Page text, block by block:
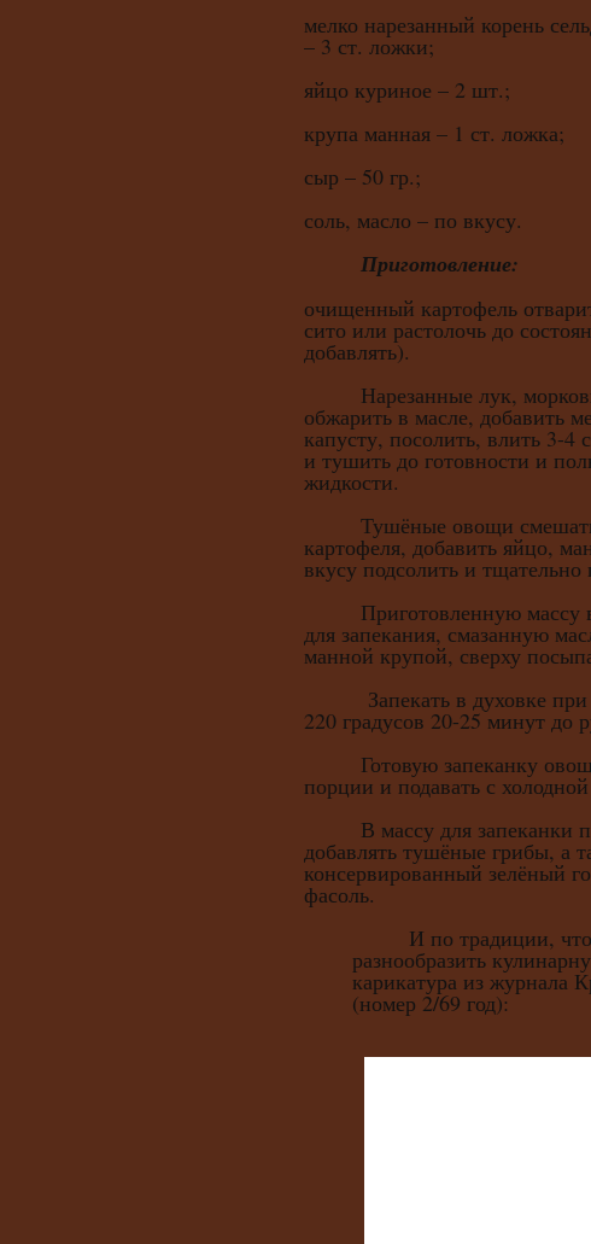
мелко нарезанный корень
– 3 ст. ложки;
яйцо куриное – 2 шт.;
крупа манная – 1 ст. ложка;
сыр – 50 гр.;
соль, масло – по вкусу.
Приготовление:
очищенный картофель
сито или растолочь до
добавлять).
Нарезанные лук, морковь
обжарить в масле, добавить
капусту, посолить, влить 3-4
и тушить до готовности и
жидкости.
Тушёные овощи смешать
картофеля, добавить яйцо,
вкусу подсолить и тщательно
Приготовленную массу
для запекания, смазанную
манной крупой, сверху
Запекать в духовке при
220 градусов 20-25 минут до
Готовую запеканку
порции и подавать с
В массу для запеканки
добавлять тушёные грибы, а
консервированный зелёный
фасоль.
И по традиции,
разнообразить
карикатура из журнала
(номер 2/69 год):